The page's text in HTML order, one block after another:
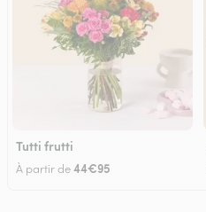
Tutti frutti
À partir de44€95